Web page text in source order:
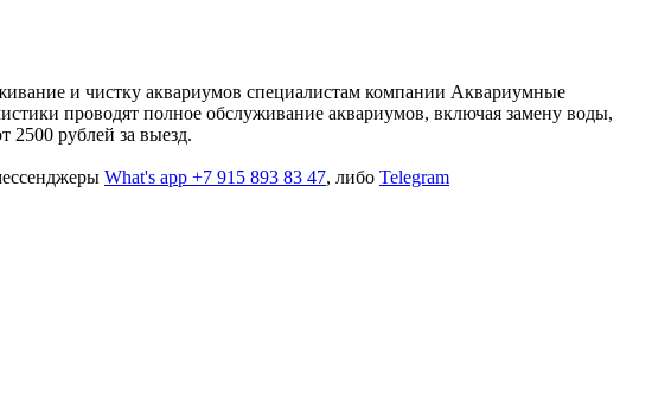
и чистку аквариумов специалистам компании Аквариумные
проводят полное обслуживание аквариумов, включая замену воды,
2500 рублей за выезд.
What's app +7 915 893 83 47, либо Telegram